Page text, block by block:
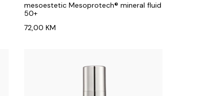
mesoestetic Mesoprotech® mineral fluid
50+
72,00 KM